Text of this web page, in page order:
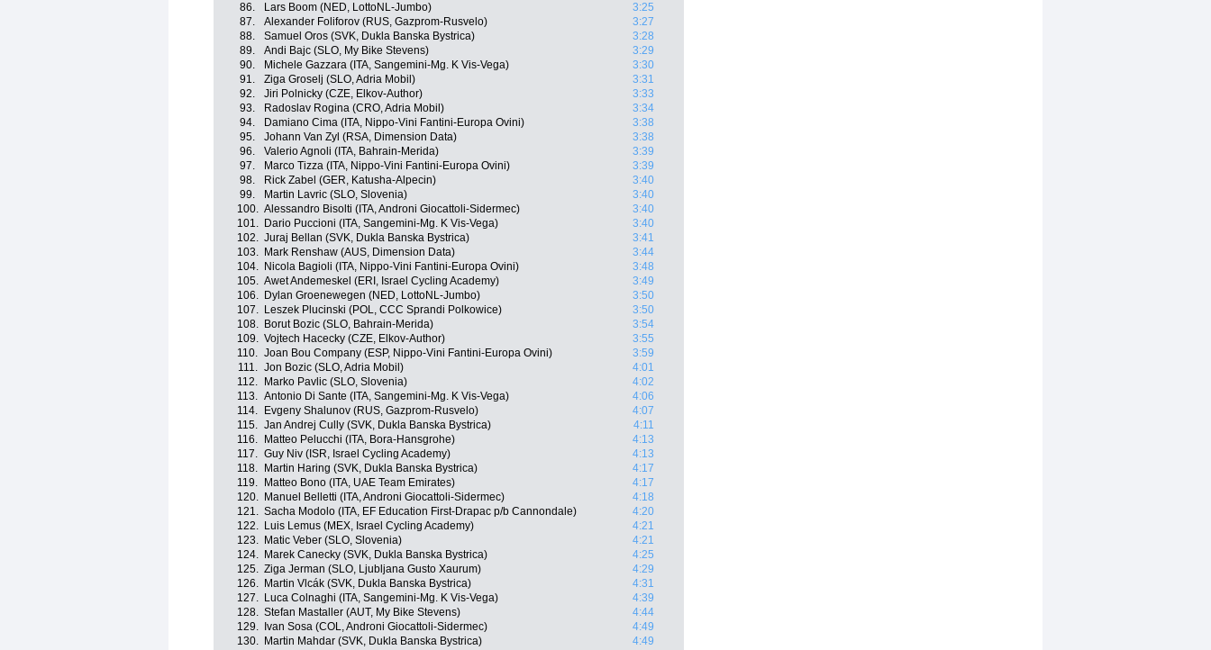
86.
Lars Boom (NED, LottoNL-Jumbo)
3:25
87.
Alexander Foliforov (RUS, Gazprom-Rusvelo)
3:27
88.
Samuel Oros (SVK, Dukla Banska Bystrica)
3:28
89.
Andi Bajc (SLO, My Bike Stevens)
3:29
90.
Michele Gazzara (ITA, Sangemini-Mg. K Vis-Vega)
3:30
91.
Ziga Groselj (SLO, Adria Mobil)
3:31
92.
Jiri Polnicky (CZE, Elkov-Author)
3:33
93.
Radoslav Rogina (CRO, Adria Mobil)
3:34
94.
Damiano Cima (ITA, Nippo-Vini Fantini-Europa Ovini)
3:38
95.
Johann Van Zyl (RSA, Dimension Data)
3:38
96.
Valerio Agnoli (ITA, Bahrain-Merida)
3:39
97.
Marco Tizza (ITA, Nippo-Vini Fantini-Europa Ovini)
3:39
98.
Rick Zabel (GER, Katusha-Alpecin)
3:40
99.
Martin Lavric (SLO, Slovenia)
3:40
100. Alessandro Bisolti (ITA, Androni Giocattoli-Sidermec)
3:40
101.
Dario Puccioni (ITA, Sangemini-Mg. K Vis-Vega)
3:40
102. Juraj Bellan (SVK, Dukla Banska Bystrica)
3:41
103.
Mark Renshaw (AUS, Dimension Data)
3:44
104.
Nicola Bagioli (ITA, Nippo-Vini Fantini-Europa Ovini)
3:48
105. Awet Andemeskel (ERI, Israel Cycling Academy)
3:49
106.
Dylan Groenewegen (NED, LottoNL-Jumbo)
3:50
107.
Leszek Plucinski (POL, CCC Sprandi Polkowice)
3:50
108.
Borut Bozic (SLO, Bahrain-Merida)
3:54
109. Vojtech Hacecky (CZE, Elkov-Author)
3:55
110. Joan Bou Company (ESP, Nippo-Vini Fantini-Europa Ovini)
3:59
111. Jon Bozic (SLO, Adria Mobil)
4:01
112.
Marko Pavlic (SLO, Slovenia)
4:02
113. Antonio Di Sante (ITA, Sangemini-Mg. K Vis-Vega)
4:06
114.
Evgeny Shalunov (RUS, Gazprom-Rusvelo)
4:07
115. Jan Andrej Cully (SVK, Dukla Banska Bystrica)
4:11
116.
Matteo Pelucchi (ITA, Bora-Hansgrohe)
4:13
117. Guy Niv (ISR, Israel Cycling Academy)
4:13
118.
Martin Haring (SVK, Dukla Banska Bystrica)
4:17
119.
Matteo Bono (ITA, UAE Team Emirates)
4:17
120.
Manuel Belletti (ITA, Androni Giocattoli-Sidermec)
4:18
121. Sacha Modolo (ITA, EF Education First-Drapac p/b Cannondale)
4:20
122.
Luis Lemus (MEX, Israel Cycling Academy)
4:21
123.
Matic Veber (SLO, Slovenia)
4:21
124.
Marek Canecky (SVK, Dukla Banska Bystrica)
4:25
125. Ziga Jerman (SLO, Ljubljana Gusto Xaurum)
4:29
126.
Martin Vlcák (SVK, Dukla Banska Bystrica)
4:31
127.
Luca Colnaghi (ITA, Sangemini-Mg. K Vis-Vega)
4:39
128. Stefan Mastaller (AUT, My Bike Stevens)
4:44
129.
Ivan Sosa (COL, Androni Giocattoli-Sidermec)
4:49
130.
Martin Mahdar (SVK, Dukla Banska Bystrica)
4:49